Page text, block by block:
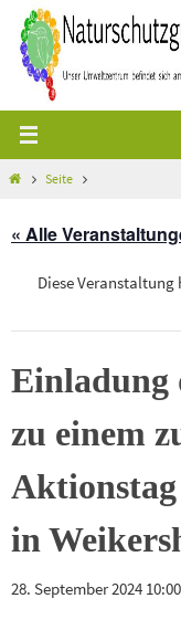
Zum
Inhalt
springen
StartSeite
« Alle
Diese
Einladung
zu einem
Aktionstag
in
28. September 2024 10:00